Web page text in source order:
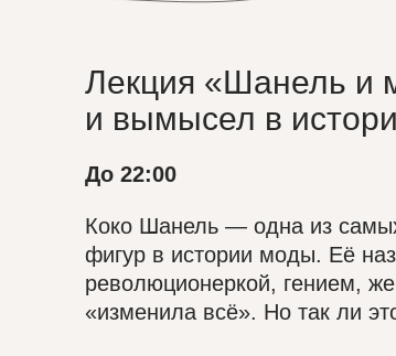
Коко Шанель — одна из
фигур в истории моды. Её
революционеркой, гением,
«изменила всё». Но так ли
Лекция «Шанель и
и вымысел в
До 22:00